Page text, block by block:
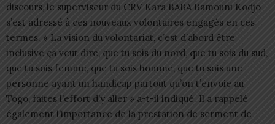
discours, le superviseur du CRV Kara BABA Bamouni Kodjo
s’est adressé à ces nouveaux volontaires engagés en ces
termes. « La vision du volontariat, c’est d’abord être
inclusive ça veut dire, que tu sois du nord, que tu sois du sud,
que tu sois femme, que tu sois homme, que tu sois une
personne ayant un handicap partout qu’on t’envoie au
Togo, faites l’effort d’y aller » a-t-il indiqué. Il a rappelé
également l’importance de la prestation de serment de